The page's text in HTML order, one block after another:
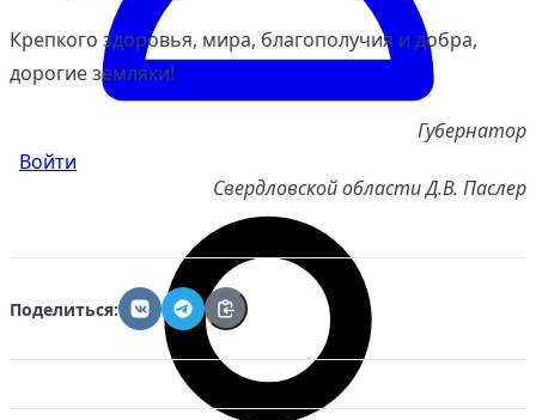
Войти
Крепкого здоровья, мира, благополучия и добра,
дорогие земляки!
Губернатор
Свердловской области Д.В. Паслер
Поделиться: